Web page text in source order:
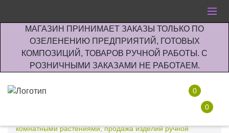
МАГАЗИН ПРИНИМАЕТ ЗАКАЗЫ ТОЛЬКО ПО
ОЗЕЛЕНЕНИЮ ПРЕДПРИЯТИЙ, ГОТОВЫХ
КОМПОЗИЦИЙ, ТОВАРОВ РУЧНОЙ РАБОТЫ. С
РОЗНИЧНЫМИ ЗАКАЗАМИ НЕ РАБОТАЕМ.
0
0
комнатными растениями, продажа изделий ручной